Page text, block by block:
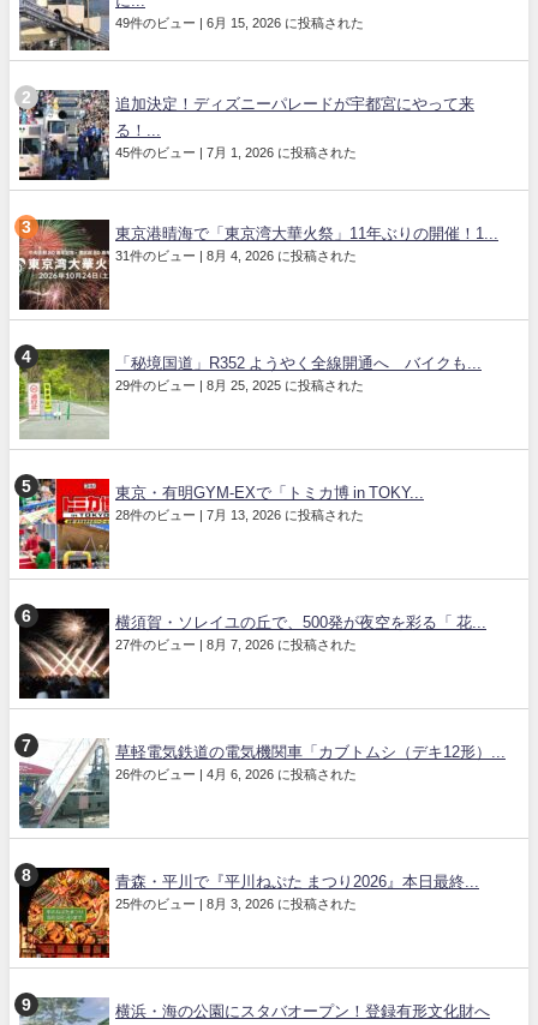
49件のビュー | 6月 15, 2026 に投稿された
追加決定！ディズニーパレードが宇都宮にやって来
る！...
45件のビュー | 7月 1, 2026 に投稿された
東京港晴海で「東京湾大華火祭」11年ぶりの開催！1...
31件のビュー | 8月 4, 2026 に投稿された
「秘境国道」R352 ようやく全線開通へ バイクも...
29件のビュー | 8月 25, 2025 に投稿された
東京・有明GYM-EXで「トミカ博 in TOKY...
28件のビュー | 7月 13, 2026 に投稿された
横須賀・ソレイユの丘で、500発が夜空を彩る「 花...
27件のビュー | 8月 7, 2026 に投稿された
草軽電気鉄道の電気機関車「カブトムシ（デキ12形）...
26件のビュー | 4月 6, 2026 に投稿された
青森・平川で『平川ねぷた まつり2026』本日最終...
25件のビュー | 8月 3, 2026 に投稿された
横浜・海の公園にスタバオープン！登録有形文化財へ